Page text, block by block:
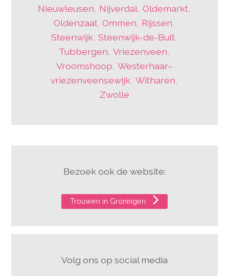
Nieuwleusen Nijverdal ,Oldemarkt
Oldenzaal ,Ommen Rijssen
Steenwijk ,Steenwijk-de-Bult
Tubbergen ,Vriezenveen
Vroomshoop Westerhaar–
vriezenveensewijk ,Witharen
Zwolle
Bezoek ook de website:
Trouwen in Groningen
Volg ons op social media